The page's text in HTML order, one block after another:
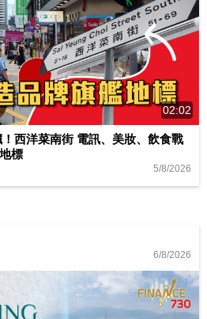
02:02
西洋菜南街 電訊、美妝、飲食戰
標
5/8/2026
6/8/2026